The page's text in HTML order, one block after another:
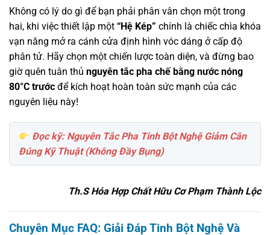
Không có lý do gì để bạn phải phân vân chọn một trong
hai, khi việc thiết lập một “Hệ Kép” chính là chiếc chìa khóa
vạn năng mở ra cánh cửa định hình vóc dáng ở cấp độ
phân tử. Hãy chọn một chiến lược toàn diện, và đừng bao
giờ quên tuân thủ nguyên tắc pha chế bằng nước nóng
80°C trước để kích hoạt hoàn toàn sức mạnh của các
nguyên liệu này!
Đọc kỹ: Nguyên Tắc Pha Tinh Bột Nghệ Giảm Cân
Đúng Kỹ Thuật (Không Đầy Bụng)
Th.S Hóa Hợp Chất Hữu Cơ Phạm Thành Lộc
Chuyên Mục FAQ: Giải Đáp Tinh Bột Nghệ Và